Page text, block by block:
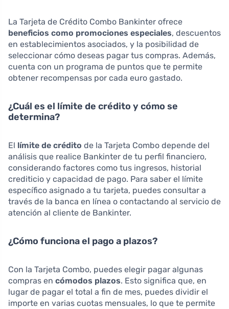
La Tarjeta de Crédito Combo Bankinter ofrece
beneficios como promociones especiales, descuentos
en establecimientos asociados, y la posibilidad de
seleccionar cómo deseas pagar tus compras. Además,
cuenta con un programa de puntos que te permite
obtener recompensas por cada euro gastado.
¿Cuál es el límite de crédito y cómo se
determina?
El límite de crédito de la Tarjeta Combo depende del
análisis que realice Bankinter de tu perfil financiero,
considerando factores como tus ingresos, historial
crediticio y capacidad de pago. Para saber el límite
específico asignado a tu tarjeta, puedes consultar a
través de la banca en línea o contactando al servicio de
atención al cliente de Bankinter.
¿Cómo funciona el pago a plazos?
Con la Tarjeta Combo, puedes elegir pagar algunas
compras en cómodos plazos. Esto significa que, en
lugar de pagar el total a fin de mes, puedes dividir el
importe en varias cuotas mensuales, lo que te permite